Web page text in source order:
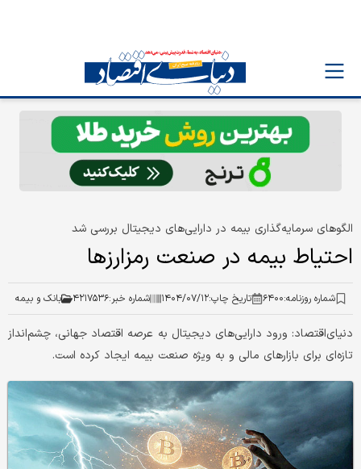
الگو‌های سرمایه‌گذاری بیمه در دارایی‌های دیجیتال بررسی شد
احتیاط بیمه در صنعت رمزارزها
شماره روزنامه:۶۴۰۰ تاریخ چاپ:۱۴۰۴/۰۷/۱۲ شماره خبر:۴۲۱۷۵۳۶ بانک و بیمه
دنیای‌اقتصاد: ورود دارایی‌های دیجیتال به عرصه اقتصاد جهانی، چشم‌انداز
تازه‌ای برای بازارهای مالی و به ویژه صنعت بیمه ایجاد کرده است.